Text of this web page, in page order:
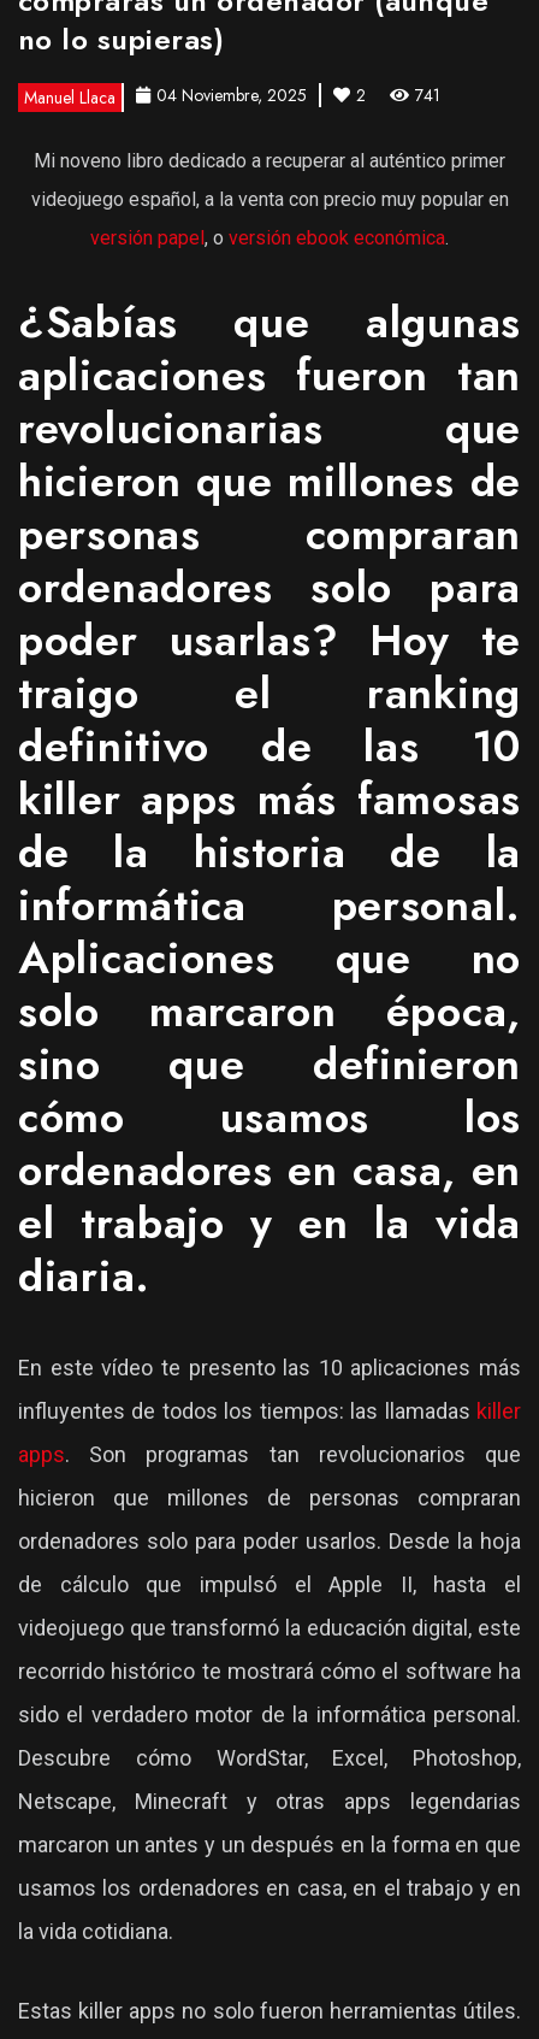
no lo supieras)
Manuel Llaca 04 Noviembre, 2025 2 741
Mi noveno libro dedicado a recuperar al auténtico primer
videojuego español, a la venta con precio muy popular en
versión papel, o versión ebook económica.
¿Sabías que algunas
aplicaciones fueron tan
revolucionarias que
hicieron que millones de
personas compraran
ordenadores solo para
poder usarlas? Hoy te
traigo el ranking
definitivo de las 10
killer apps más famosas
de la historia de la
informática personal.
Aplicaciones que no
solo marcaron época,
sino que definieron
cómo usamos los
ordenadores en casa, en
el trabajo y en la vida
diaria.
En este vídeo te presento las 10 aplicaciones más
influyentes de todos los tiempos: las llamadas killer
apps. Son programas tan revolucionarios que
hicieron que millones de personas compraran
ordenadores solo para poder usarlos. Desde la hoja
de cálculo que impulsó el Apple II, hasta el
videojuego que transformó la educación digital, este
recorrido histórico te mostrará cómo el software ha
sido el verdadero motor de la informática personal.
Descubre cómo WordStar, Excel, Photoshop,
Netscape, Minecraft y otras apps legendarias
marcaron un antes y un después en la forma en que
usamos los ordenadores en casa, en el trabajo y en
la vida cotidiana.
Estas killer apps no solo fueron herramientas útiles.